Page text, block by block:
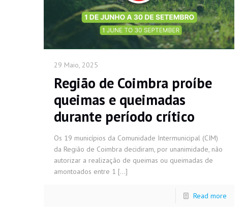
29 Maio, 2025
Região de Coimbra proíbe
queimas e queimadas
durante período crítico
Os 19 municípios da Comunidade Intermunicipal (CIM)
da Região de Coimbra decidiram, por unanimidade, não
autorizar a realização de queimas ou queimadas de
amontoados entre 1 […]
Read more